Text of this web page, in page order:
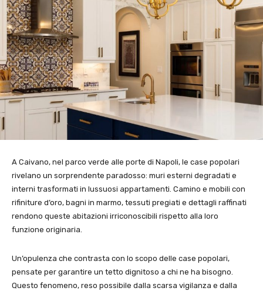
A Caivano, nel parco verde alle porte di Napoli, le case popolari
rivelano un sorprendente paradosso: muri esterni degradati e
interni trasformati in lussuosi appartamenti. Camino e mobili con
rifiniture d’oro, bagni in marmo, tessuti pregiati e dettagli raffinati
rendono queste abitazioni irriconoscibili rispetto alla loro
funzione originaria.
Un’opulenza che contrasta con lo scopo delle case popolari,
pensate per garantire un tetto dignitoso a chi ne ha bisogno.
Questo fenomeno, reso possibile dalla scarsa vigilanza e dalla